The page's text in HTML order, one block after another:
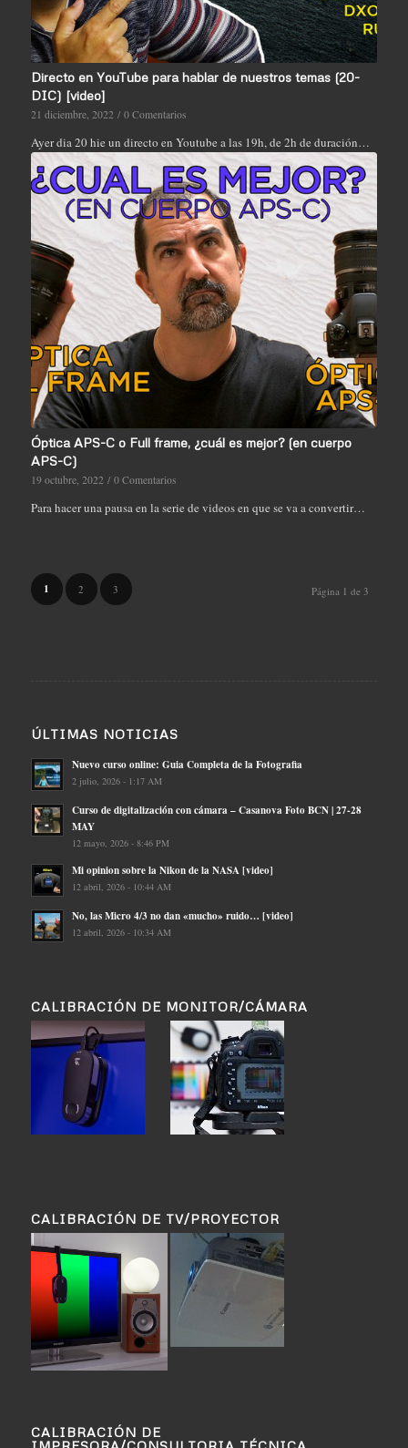
Directo en YouTube para hablar de nuestros temas (20-
DIC) [video]
21 diciembre, 2022 / 0 Comentarios
Ayer dia 20 hie un directo en Youtube a las 19h, de 2h de duración…
Óptica APS-C o Full frame, ¿cuál es mejor? (en cuerpo
APS-C)
19 octubre, 2022 / 0 Comentarios
Para hacer una pausa en la serie de videos en que se va a convertir…
Página 1 de 3
1 2 3
ÚLTIMAS NOTICIAS
Nuevo curso online: Guia Completa de la Fotografia
2 julio, 2026 - 1:17 AM
Curso de digitalización con cámara – Casanova Foto BCN | 27-28
MAY
12 mayo, 2026 - 8:46 PM
Mi opinion sobre la Nikon de la NASA [video]
12 abril, 2026 - 10:44 AM
No, las Micro 4/3 no dan «mucho» ruido… [video]
12 abril, 2026 - 10:34 AM
CALIBRACIÓN DE MONITOR/CÁMARA
CALIBRACIÓN DE TV/PROYECTOR
CALIBRACIÓN DE